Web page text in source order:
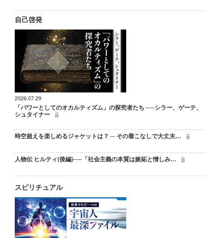
自己啓発
2026.07.29
「パワーとしてのオカルティズム」の探究者たち ──シラー、ゲーテ、
シュタイナー
時空超えを楽しめるジャケットは？ ─ その着こなしで大丈夫…
人物伝 ヒルティ(後編)──「社会主義の本質は嫉妬と憎しみ…
スピリチュアル